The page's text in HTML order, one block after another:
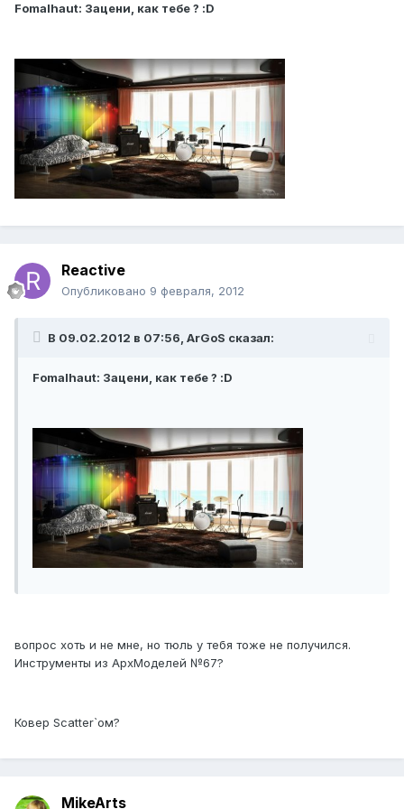
Fomalhaut: Зацени, как тебе ? :D
Reactive
Опубликовано 9 февраля, 2012
В 09.02.2012 в 07:56, ArGoS сказал:
Fomalhaut: Зацени, как тебе ? :D
вопрос хоть и не мне, но тюль у тебя тоже не получился.
Инструменты из АрхМоделей №67?
Ковер Scatter`ом?
MikeArts